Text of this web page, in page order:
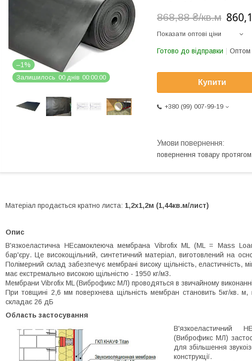
–1%
Залишилось 00 днів 00 00 00
868,88 ₴/кв.м
Показати оптові ціни
Готово до відправки Оптом
Купити
+380 (99) 007-99-19
повернення товару
Матеріал продається кратно листа: 1,2х1,2м (1,44кв.м/лист)
Опис
В'язкоеластична НЕсамоклеюча мембрана Vibrofix ML (ML = Mass
бар'єру. Це високощільний, синтетичний матеріал, виготовлений на
Полімерний склад забезпечує мембрані високу щільність, еластичність,
має екстремально високою щільністю - 1950 кг/м3.
Мембрани Vibrofix ML (Виброфикс МЛ) проводяться в звичайному
При товщині 2,6 мм поверхнева щільність мембран становить 5кг/кв. м,
складає 26 дБ
Область застосування
В'язкоеластичний
(Виброфикс МЛ)
для збільшення
конструкції.